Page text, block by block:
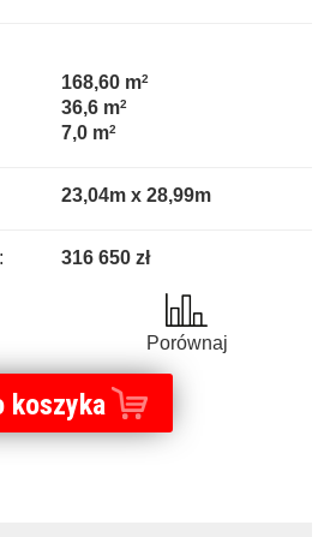
168,60 m2
36,6 m2
7,0 m2
23,04m x 28,99m
316 650 zł
koszyka
Porównaj